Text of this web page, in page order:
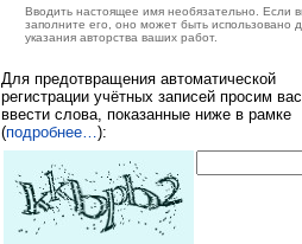
Вводить настоящее имя необязательно. Если
заполните его, оно может быть использовано
указания авторства ваших работ.
Для предотвращения автоматической
регистрации учётных записей просим вас
ввести слова, показанные ниже в рамке
(подробнее… ):